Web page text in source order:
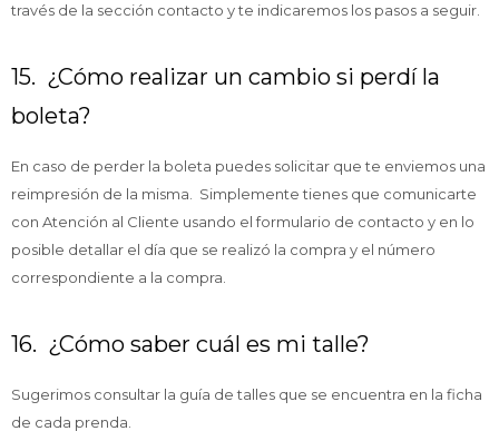
través de la sección contacto y te indicaremos los pasos a seguir.
15. ¿Cómo realizar un cambio si perdí la
boleta?
En caso de perder la boleta puedes solicitar que te enviemos una
reimpresión de la misma. Simplemente tienes que comunicarte
con Atención al Cliente usando el formulario de contacto y en lo
posible detallar el día que se realizó la compra y el número
correspondiente a la compra.
16. ¿Cómo saber cuál es mi talle?
Sugerimos consultar la guía de talles que se encuentra en la ficha
de cada prenda.